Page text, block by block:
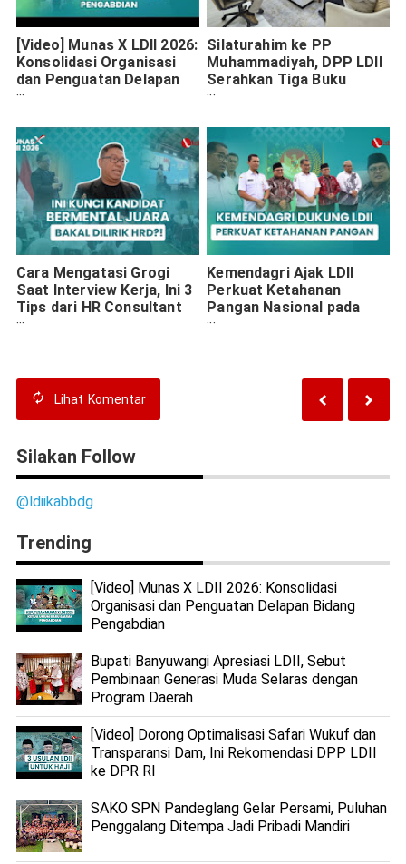
[Video] Munas X LDII 2026:
Konsolidasi Organisasi
dan Penguatan Delapan
Bidang Pengabdian
Silaturahim ke PP
Muhammadiyah, DPP LDII
Serahkan Tiga Buku
Pedoman Ibadah dan
Cara Mengatasi Grogi
Saat Interview Kerja, Ini 3
Tips dari HR Consultant
untuk Generasi Muda
Kemendagri Ajak LDII
Perkuat Ketahanan
Pangan Nasional pada
Munas X LDII 2026
Lihat Komentar
Silakan Follow
@ldiikabbdg
Trending
[Video] Munas X LDII 2026: Konsolidasi
Organisasi dan Penguatan Delapan Bidang
Pengabdian
Bupati Banyuwangi Apresiasi LDII, Sebut
Pembinaan Generasi Muda Selaras dengan
Program Daerah
[Video] Dorong Optimalisasi Safari Wukuf dan
Transparansi Dam, Ini Rekomendasi DPP LDII
ke DPR RI
SAKO SPN Pandeglang Gelar Persami, Puluhan
Penggalang Ditempa Jadi Pribadi Mandiri